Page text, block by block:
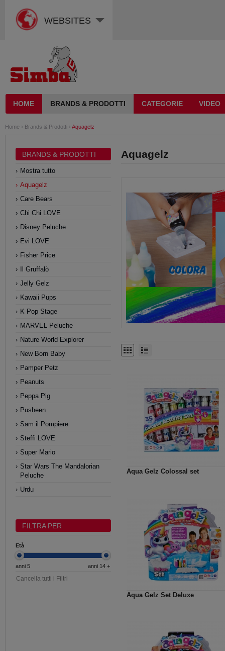
WEBSITES
HOME BRANDS & PRODOTTI CATEGORIE VIDEO
Home › Brands & Prodotti › Aquagelz
BRANDS & PRODOTTI
Mostra tutto
Aquagelz
Care Bears
Chi Chi LOVE
Disney Peluche
Evi LOVE
Fisher Price
Il Gruffalò
Jelly Gelz
Kawaii Pups
K Pop Stage
MARVEL Peluche
Nature World Explorer
New Born Baby
Pamper Petz
Peanuts
Peppa Pig
Pusheen
Sam il Pompiere
Steffi LOVE
Super Mario
Star Wars The Mandalorian
Peluche
Urdu
FILTRA PER
Età
anni 5 anni 14 +
Cancella tutti i Filtri
Aquagelz
Aqua Gelz Colossal set
Aqua Gelz Set Deluxe